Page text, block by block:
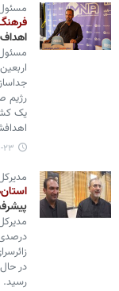
رژیم
یک
درصدی
در
رسید.